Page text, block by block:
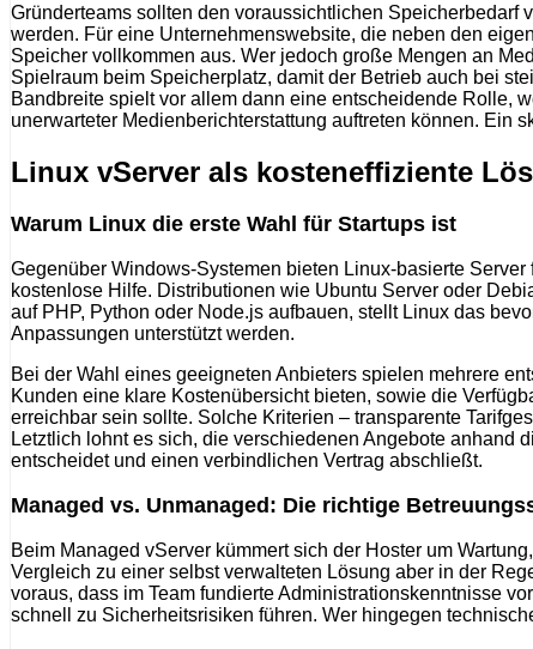
Gründerteams sollten den voraussichtlichen Speicherbedarf
werden. Für eine Unternehmenswebsite, die neben den
Speicher vollkommen aus. Wer jedoch große Mengen an
Spielraum beim Speicherplatz, damit der Betrieb auch bei
Bandbreite spielt vor allem dann eine entscheidende Rolle,
unerwarteter Medienberichterstattung auftreten können. Ein
Linux vServer als kosteneffiziente
Warum Linux die erste Wahl für Startups ist
Gegenüber Windows-Systemen bieten Linux-basierte
kostenlose Hilfe. Distributionen wie Ubuntu Server oder
auf PHP, Python oder Node.js aufbauen, stellt Linux das
Anpassungen unterstützt werden.
Bei der Wahl eines geeigneten Anbieters spielen mehrere
Kunden eine klare Kostenübersicht bieten, sowie die
erreichbar sein sollte. Solche Kriterien – transparente
Letztlich lohnt es sich, die verschiedenen Angebote anhand
entscheidet und einen verbindlichen Vertrag abschließt.
Managed vs. Unmanaged: Die richtige
Beim Managed vServer kümmert sich der Hoster um
Vergleich zu einer selbst verwalteten Lösung aber in der
voraus, dass im Team fundierte Administrationskenntnisse
schnell zu Sicherheitsrisiken führen. Wer hingegen